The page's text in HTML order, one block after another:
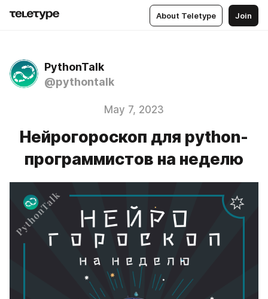
About Teletype Join
PythonTalk
@pythontalk
May 7, 2023
Нейрогороскоп для python-
программистов на неделю